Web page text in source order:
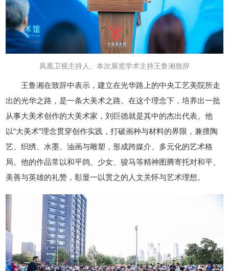
凤凰卫视主持人、本次展览学术主持王鲁湘致辞
王鲁湘在致辞中表示，建立在光华路上的中央工艺美院所走
出的光华之路，是一条大美术之路。在这个理念下，培养出一批
从事大美术创作的大美术家，刘巨德就是其中的杰出代表。他
以“大美术”理念贯穿创作实践，打破画种与材料的界限，兼擅陶
艺、织绣、水墨、油画与雕塑，形成跨媒介、多元化的艺术格
局。他的作品常以和平鸽、少女、骏马等精神图腾寄托对和平、
美善与英雄的礼赞，彰显一以贯之的人文关怀与艺术理想。